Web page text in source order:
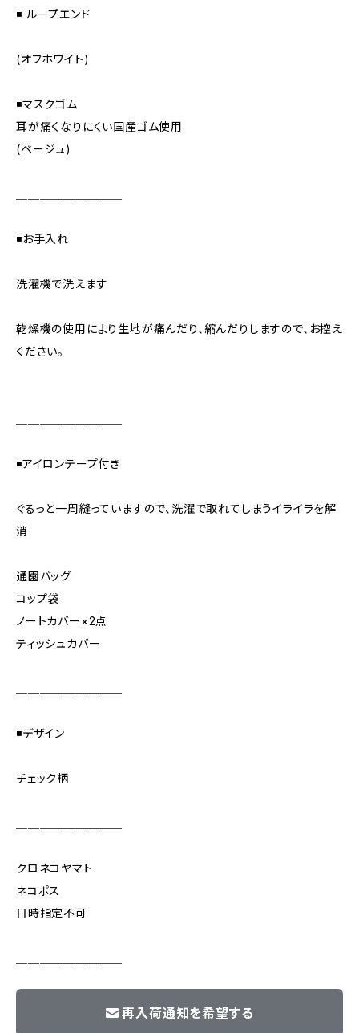
◾️ ループエンド
(オフホワイト)
◾️マスクゴム
耳が痛くなりにくい国産ゴム使用
(ベージュ)
◾️お手入れ
洗濯機で洗えます
乾燥機の使用により生地が痛んだり、縮んだりしますので、お控え
ください。
◾️アイロンテープ付き
ぐるっと一周縫っていますので、洗濯で取れてしまうイライラを解
消
通園バッグ
コップ袋
ノートカバー×2点
ティッシュカバー
◾️デザイン
チェック柄
クロネコヤマト
ネコポス
日時指定不可
再入荷通知を希望する